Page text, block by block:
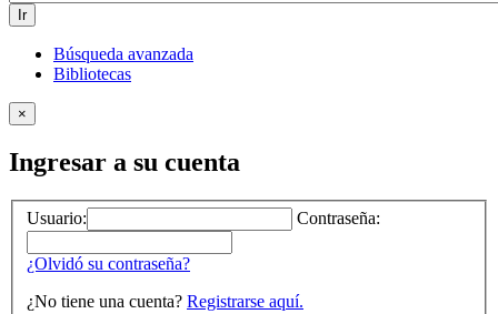
Ir
Búsqueda avanzada
Bibliotecas
×
Ingresar a su cuenta
Usuario: Contraseña:
¿Olvidó su contraseña?
¿No tiene una cuenta? Registrarse aquí.